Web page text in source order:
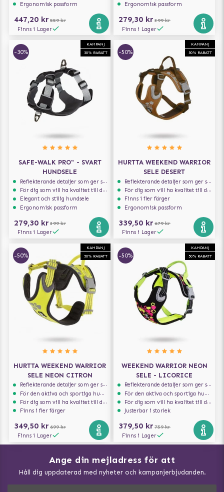
Ergonomisk passform
447,20 kr 559 kr
Finns i Lager
Ergonomisk passform
279,30 kr 399 kr
Finns i Lager
KAMPANJ
30% RABATT
-30%
SAFE-WALK PRO™ - SVART
HUNDSELE
Reflekterande detaljer som ger synlighet i svagt ljus
För dig som vill ha kvalitet till din hund!
Elegant och stilig hundsele
Ergonomisk passform
279,30 kr 399 kr
Finns i Lager
KAMPANJ
50% RABATT
-50%
HURTTA WEEKEND WARRIOR
SELE DESERT
Reflekterande detaljer som ger synlighet i svagt ljus
För dig som vill ha kvalitet till din hund!
Finns i fler färger
Ergonomisk passform
339,50 kr 679 kr
Finns i Lager
KAMPANJ
50% RABATT
-50%
HURTTA WEEKEND WARRIOR
SELE NEON CITRON
Reflekterande detaljer som ger synlighet i svagt ljus
För den aktiva och sportiga hunden
För dig som vill ha kvalitet till din hund!
Finns i fler färger
349,50 kr 699 kr
Finns i Lager
KAMPANJ
50% RABATT
-50%
WEEKEND WARRIOR NEON
SELE - LICORICE
Reflekterande detaljer som ger synlighet i svagt ljus
För den aktiva och sportiga hunden
För dig som vill ha kvalitet till din hund!
Justerbar i storlek
379,50 kr 759 kr
Finns i Lager
Ange din mejladress för att
Håll dig uppdaterad med nyheter och kampanjerbjudanden.
Vad kan hundar äta?